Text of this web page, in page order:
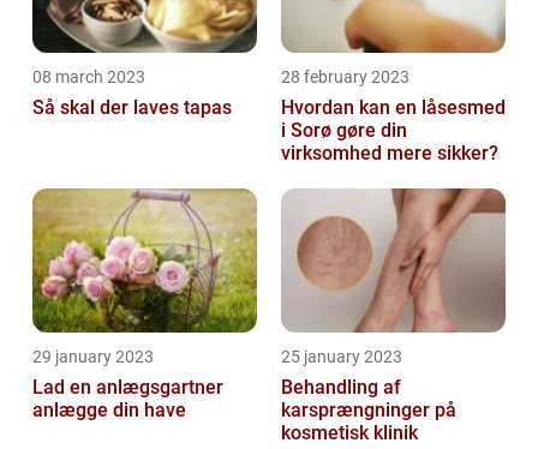
08 march 2023
Så skal der laves tapas
28 february 2023
Hvordan kan en låsesmed
i Sorø gøre din
virksomhed mere sikker?
29 january 2023
Lad en anlægsgartner
anlægge din have
25 january 2023
Behandling af
karsprængninger på
kosmetisk klinik